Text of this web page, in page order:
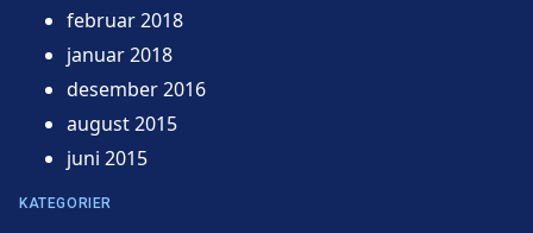
februar 2018
januar 2018
desember 2016
august 2015
juni 2015
KATEGORIER